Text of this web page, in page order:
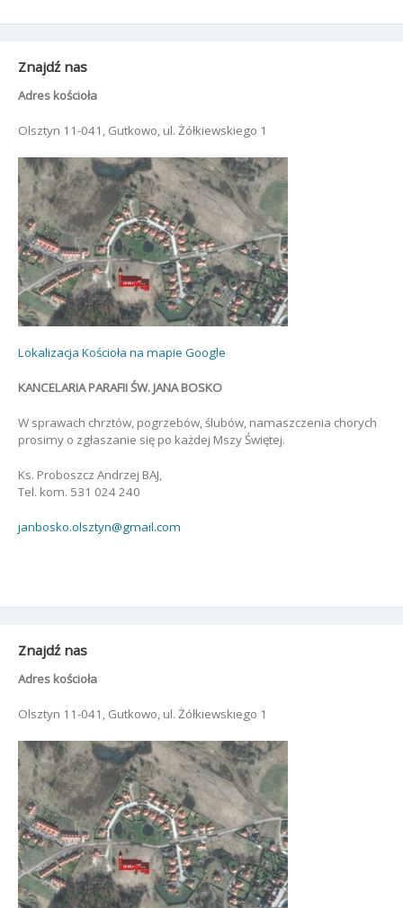
Znajdź nas
Adres kościoła
Olsztyn 11-041, Gutkowo, ul. Żółkiewskiego 1
Lokalizacja Kościoła na mapie Google
KANCELARIA PARAFII ŚW. JANA BOSKO
W sprawach chrztów, pogrzebów, ślubów, namaszczenia chorych
prosimy o zgłaszanie się po każdej Mszy Świętej.
Ks. Proboszcz Andrzej BAJ,
Tel. kom. 531 024 240
janbosko.olsztyn@gmail.com
Znajdź nas
Adres kościoła
Olsztyn 11-041, Gutkowo, ul. Żółkiewskiego 1